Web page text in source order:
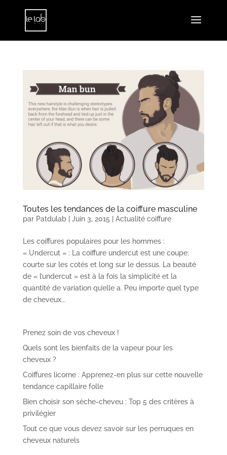
Toutes les tendances de la coiffure masculine
par Patdulab| Juin 3, 2015 Actualité coiffure
Les coiffures populaires pour les hommes :
« Undercut » : La coiffure undercut est une coupe:
courte sur les cotés et long sur le dessus. La beauté
de « l’undercut » est à la fois la simplicité et la
quantité de variation qu’elle a. Peu importe quel type
de cheveux...
Prenez soin de vos cheveux !
Quels sont les bienfaits de la vapeur pour les
cheveux ?
Coiffures licorne : Apprenez-en plus sur cette nouvelle
tendance capillaire folle
Bien choisir son sèche-cheveu : Top 5 des critères à
privilégier
Tout ce que vous devez savoir sur les perruques en
cheveux naturels